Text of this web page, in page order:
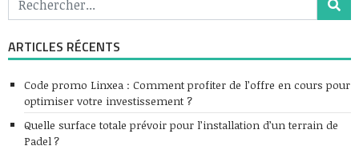
ARTICLES RÉCENTS
Code promo Linxea : Comment profiter de l’offre en cours pour
optimiser votre investissement ?
Quelle surface totale prévoir pour l’installation d’un terrain de
Padel ?